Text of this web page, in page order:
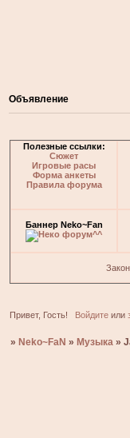
Объявление
Полезные ссылки:
Сюжет
Игровые расы
Форма анкеты
Правила форума
Баннер Neko~Fan
Привет, Гость! Войдитеили
» Neko~FaN » Музыка »